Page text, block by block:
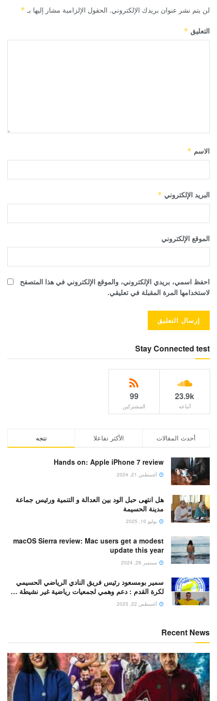
لن يتم نشر عنوان بريدك الإلكتروني. الحقول الإلزامية مشار إليها بـ *
التعليق *
الاسم *
البريد الإلكتروني *
الموقع الإلكتروني
احفظ اسمي، بريدي الإلكتروني، والموقع الإلكتروني في هذا المتصفح
لاستخدامها المرة المقبلة في تعليقي.
Stay Connected test
23.9k
أتباعه
99
المشتركين
تتجه الأكثر تفاعلا أحدث المقالات
Hands on: Apple iPhone 7 review
أغسطس 21, 2024
هل انتهى حبل الود بين العدالة و التنمية ورئيس جماعة
مدينة الحسيمة
يوليو 10, 2025
macOS Sierra review: Mac users get a modest
update this year
سبتمبر 26, 2024
سمير بومسعود رئيس فريق النادي الرياضي الحسيمي
لكرة القدم : دعم وهمي لجمعيات رياضية غير نشيطة …
أغسطس 22, 2025
Recent News